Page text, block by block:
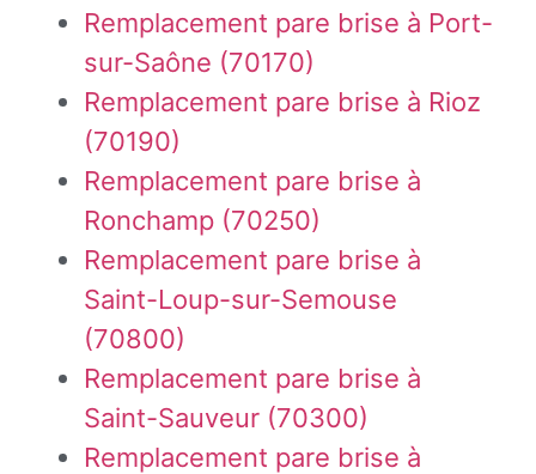
Remplacement pare brise à Port-
sur-Saône (70170)
Remplacement pare brise à Rioz
(70190)
Remplacement pare brise à
Ronchamp (70250)
Remplacement pare brise à
Saint-Loup-sur-Semouse
(70800)
Remplacement pare brise à
Saint-Sauveur (70300)
Remplacement pare brise à